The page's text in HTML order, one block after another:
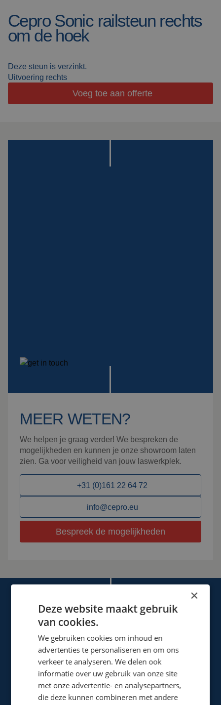
Lasdekens
Lascabines
Laserlassen
Werkcabines
Over ons
Werken bij Cepro
Actueel
Cepro Sonic railsteun rechts
om de hoek
Deze steun is verzinkt.
Uitvoering rechts
Voeg toe aan offerte
MEER WETEN?
We helpen je graag verder! We bespreken de
mogelijkheden en kunnen je onze showroom laten
zien. Ga voor veiligheid van jouw laswerkplek.
+31 (0)161 22 64 72
info@cepro.eu
Bespreek de mogelijkheden
Cepro international BV
Provinciënbaan 16
5121 DL Rijen
Nederland
×
Deze website maakt gebruik
van cookies.
We gebruiken cookies om inhoud en
advertenties te personaliseren en om ons
verkeer te analyseren. We delen ook
informatie over uw gebruik van onze site
met onze advertentie- en analysepartners,
die deze kunnen combineren met andere